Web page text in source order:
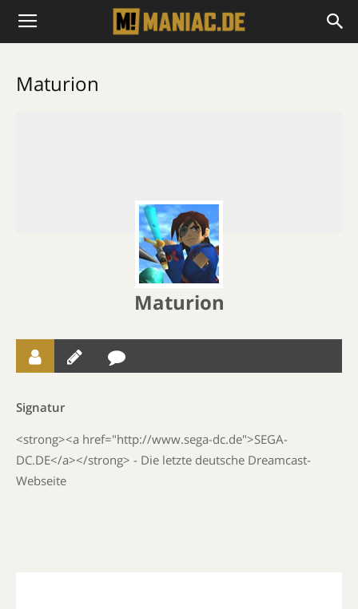
Maturion
Maturion
Signatur
<strong><a href="http://www.sega-dc.de">SEGA-
DC.DE</a></strong> - Die letzte deutsche Dreamcast-
Webseite